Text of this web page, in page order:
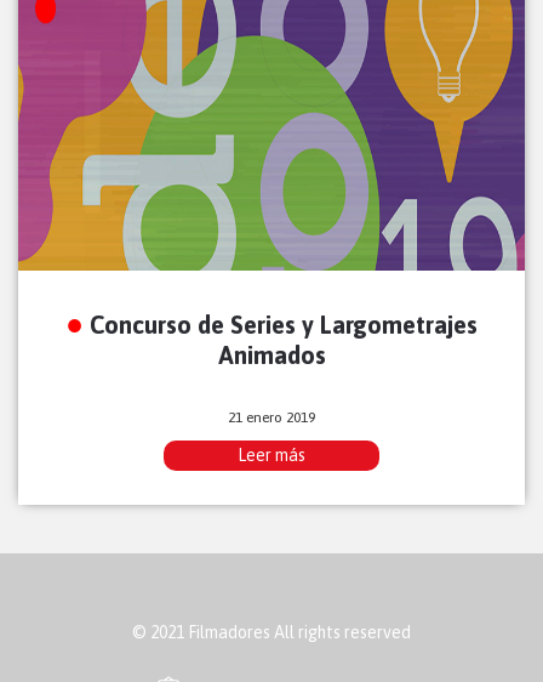
Concurso de Series y Largometrajes
Animados
21 enero 2019
Leer más
© 2021 Filmadores All rights reserved